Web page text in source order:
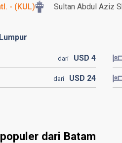
- (KUL) Sultan Abdul Aziz
dari USD4
dari USD 24
dari Batam